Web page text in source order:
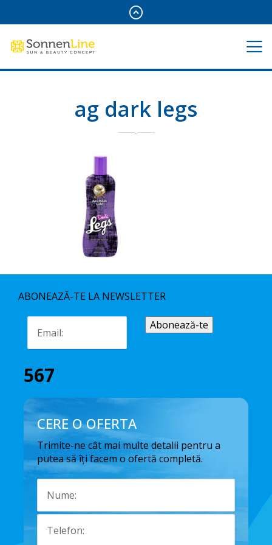
ag dark legs
ABONEAZĂ-TE LA NEWSLETTER
567
CERE O OFERTA
Trimite-ne cât mai multe detalii pentru a
putea să îți facem o ofertă completă.